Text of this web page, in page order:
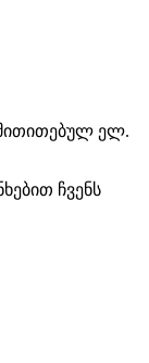
ელ.
ჩვენს